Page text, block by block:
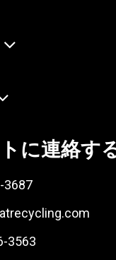
に連絡す
3687
3563